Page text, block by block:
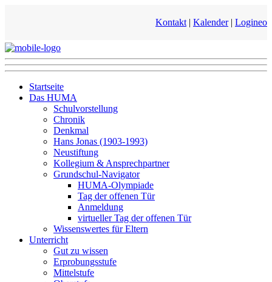
Kontakt | Kalender| Logineo
Startseite
Das HUMA
Schulvorstellung
Chronik
Denkmal
Hans Jonas (1903-1993)
Neustiftung
Kollegium & Ansprechpartner
Grundschul-Navigator
HUMA-Olympiade
Tag der offenen Tür
Anmeldung
virtueller Tag der offenen Tür
Wissenswertes für Eltern
Unterricht
Gut zu wissen
Erprobungsstufe
Mittelstufe